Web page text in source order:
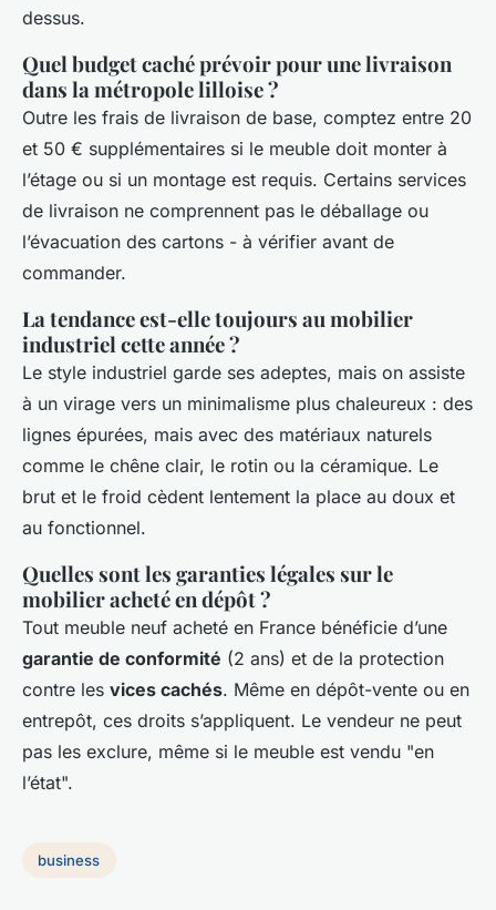
dessus.
Quel budget caché prévoir pour une livraison
dans la métropole lilloise ?
Outre les frais de livraison de base, comptez entre 20
et 50 € supplémentaires si le meuble doit monter à
l’étage ou si un montage est requis. Certains services
de livraison ne comprennent pas le déballage ou
l’évacuation des cartons - à vérifier avant de
commander.
La tendance est-elle toujours au mobilier
industriel cette année ?
Le style industriel garde ses adeptes, mais on assiste
à un virage vers un minimalisme plus chaleureux : des
lignes épurées, mais avec des matériaux naturels
comme le chêne clair, le rotin ou la céramique. Le
brut et le froid cèdent lentement la place au doux et
au fonctionnel.
Quelles sont les garanties légales sur le
mobilier acheté en dépôt ?
Tout meuble neuf acheté en France bénéficie d’une
garantie de conformité (2 ans) et de la protection
contre les vices cachés. Même en dépôt-vente ou en
entrepôt, ces droits s’appliquent. Le vendeur ne peut
pas les exclure, même si le meuble est vendu "en
l’état".
business